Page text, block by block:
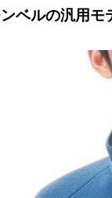
ベルの汎用モ